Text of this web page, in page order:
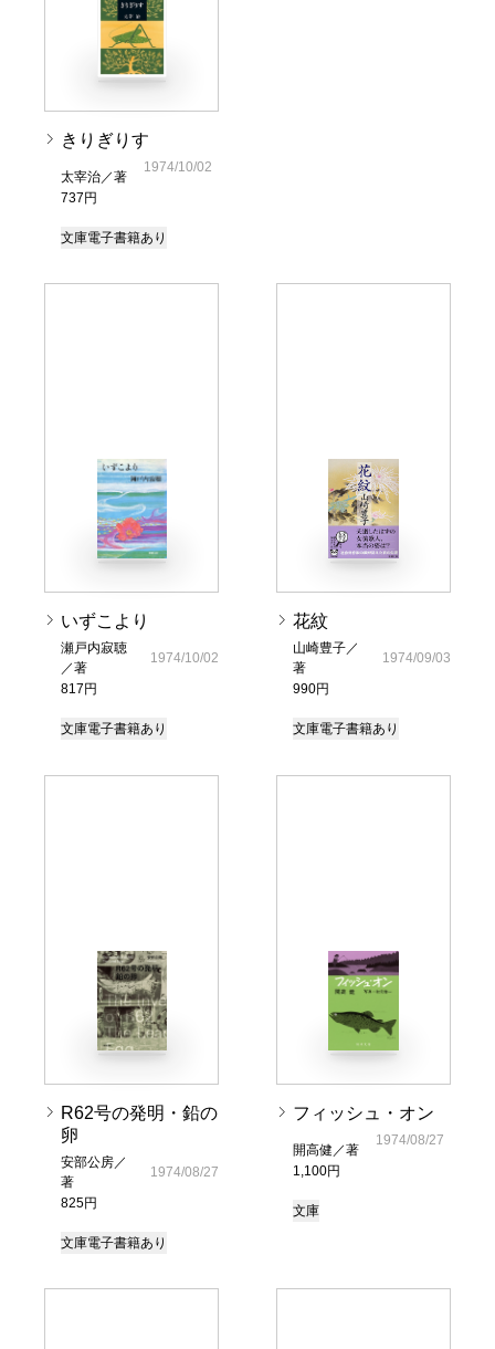
きりぎりす
太宰治／著
737円
1974/10/02
文庫電子書籍あり
いずこより
瀬戸内寂聴
／著
817円
1974/10/02
文庫電子書籍あり
花紋
山崎豊子／
著
990円
1974/09/03
文庫電子書籍あり
R62号の発明・鉛の
卵
安部公房／
著
825円
1974/08/27
文庫電子書籍あり
フィッシュ・オン
開高健／著
1,100円
1974/08/27
文庫